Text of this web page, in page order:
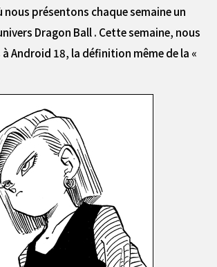
présentons chaque semaine un
Dragon Ball . Cette semaine, nous
Android 18, la définition même de la «